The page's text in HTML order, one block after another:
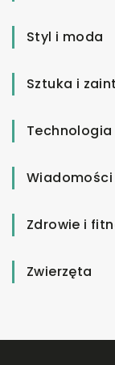
Styl i moda
Sztuka i
Zdrowie i
Zwierzęta